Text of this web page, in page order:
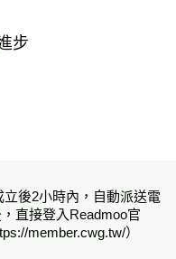
進步
後2小時內，自動派送電
直接登入Readmoo官
member.cwg.tw/）